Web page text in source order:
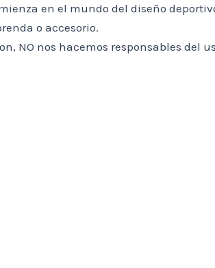
en el mundo del diseño
o accesorio.
NO nos hacemos responsables del